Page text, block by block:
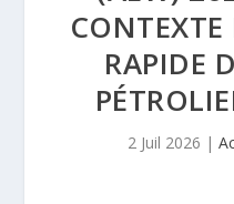
CONTEXTE
RAPIDE
2 Juil 2026 |